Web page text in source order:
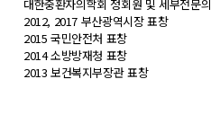
대한중환자의학회 정회원 및 세부전문의
2012, 2017 부산광역시장 표창
2015 국민안전처 표창
2014 소방방재청 표창
2013 보건복지부장관 표창